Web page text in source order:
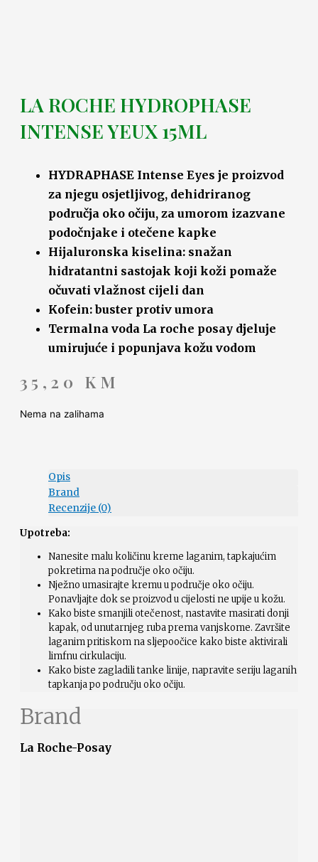
LA ROCHE HYDROPHASE
INTENSE YEUX 15ML
HYDRAPHASE Intense Eyes je proizvod
za njegu osjetljivog, dehidriranog
područja oko očiju, za umorom izazvane
podočnjake i otečene kapke
Hijaluronska kiselina: snažan
hidratantni sastojak koji koži pomaže
očuvati vlažnost cijeli dan
Kofein: buster protiv umora
Termalna voda La roche posay djeluje
umirujuće i popunjava kožu vodom
35,20 KM
Nema na zalihama
Opis
Brand
Recenzije (0)
Upotreba:
Nanesite malu količinu kreme laganim, tapkajućim
pokretima na područje oko očiju.
Nježno umasirajte kremu u područje oko očiju.
Ponavljajte dok se proizvod u cijelosti ne upije u kožu.
Kako biste smanjili otečenost, nastavite masirati donji
kapak, od unutarnjeg ruba prema vanjskome. Završite
laganim pritiskom na sljepoočice kako biste aktivirali
limfnu cirkulaciju.
Kako biste zagladili tanke linije, napravite seriju laganih
tapkanja po području oko očiju.
Brand
La Roche-Posay